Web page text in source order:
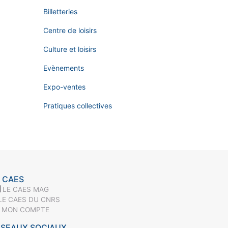
Billetteries
Centre de loisirs
Culture et loisirs
Evènements
Expo-ventes
Pratiques collectives
CAES
LE CAES MAG
CAES DU CNRS
COMPTE